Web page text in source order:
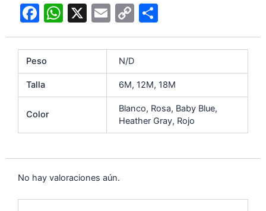
F
a
c
e
b
o
o
W
h
at
s
p
X
E
m
ai
l
C
o
p
y
Li
n
k
o
m
p
ar
tir
Peso N/D
Talla 6M, 12M, 18M
Color
Blanco, Rosa, Baby Blue,
Heather Gray, Rojo
No hay valoraciones aún.